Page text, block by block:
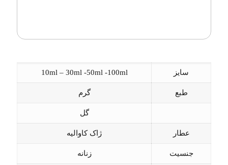
سایز 10ml – 30ml -50ml -100ml
طبع گرم
گل
عطار ژاک کاوالیه
جنسیت زنانه